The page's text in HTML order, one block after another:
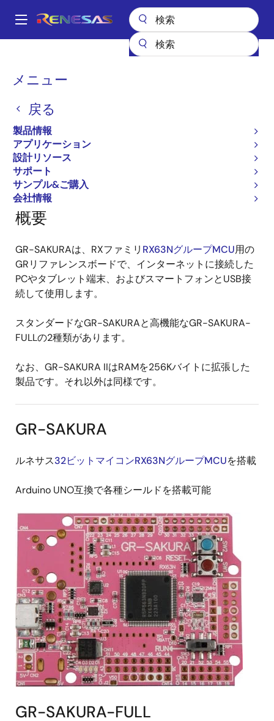
ン
Main
メニュー
戻る
製品情報
アプリケーション
設計リソース
サポート
サンプル&ご購入
会社情報
パ
く
ず
ガジェットルネサス
ガジェットルネサス
GR-SAKURA
ページセクションへ移動：
概要
GR-SAKURAは、RXファミリ RX63NグループMCU用の
GRリファレンスボードで、インターネットに接続した
PCやタブレット端末、およびスマートフォンとUSB接
続して使用します。
スタンダードなGR-SAKURAと高機能なGR-SAKURA-
FULLの2種類があります。
なお、GR-SAKURA IIはRAMを256Kバイトに拡張した
製品です。それ以外は同様です。
GR-SAKURA
ルネサス32ビットマイコンRX63NグループMCUを搭載
Arduino UNO互換で各種シールドを搭載可能
GR-SAKURA-FULL